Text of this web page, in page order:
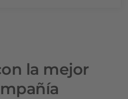
la mejor